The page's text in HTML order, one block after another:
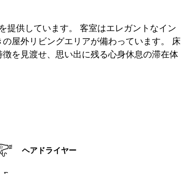
提供しています。 客室はエレガントなイン
屋外リビングエリアが備わっています。 床
を見渡せ、思い出に残る心身休息の滞在体
ヘアドライヤー